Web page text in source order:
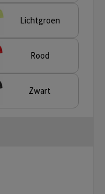
Lichtgroen
Rood
Zwart